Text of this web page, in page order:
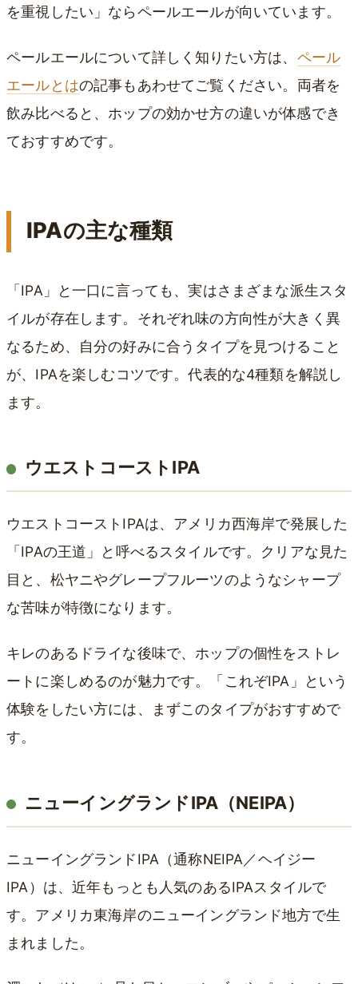
を重視したい」ならペールエールが向いています。
ペールエールについて詳しく知りたい方は、 ペール
エールとはの記事もあわせてご覧ください。両者を
飲み比べると、ホップの効かせ方の違いが体感でき
ておすすめです。
IPAの主な種類
「IPA」と一口に言っても、実はさまざまな派生スタ
イルが存在します。それぞれ味の方向性が大きく異
なるため、自分の好みに合うタイプを見つけること
が、IPAを楽しむコツです。代表的な4種類を解説し
ます。
ウエストコーストIPA
ウエストコーストIPAは、アメリカ西海岸で発展した
「IPAの王道」と呼べるスタイルです。クリアな見た
目と、松ヤニやグレープフルーツのようなシャープ
な苦味が特徴になります。
キレのあるドライな後味で、ホップの個性をストレ
ートに楽しめるのが魅力です。「これぞIPA」という
体験をしたい方には、まずこのタイプがおすすめで
す。
ニューイングランドIPA（NEIPA）
ニューイングランドIPA（通称NEIPA／ヘイジー
IPA）は、近年もっとも人気のあるIPAスタイルで
す。アメリカ東海岸のニューイングランド地方で生
まれました。